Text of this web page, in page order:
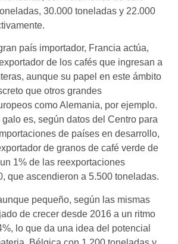
30.000 toneladas y 22.000
país importador, Francia actúa,
de los cafés que ingresan a
aunque su papel en este ámbito
que otros grandes
como Alemania, por ejemplo.
es, según datos del Centro para
de países en desarrollo,
de granos de café verde de
1% de las reexportaciones
que ascendieron a 5.500 toneladas.
pequeño, según las mismas
de crecer desde 2016 a un ritmo
lo que da una idea del potencial